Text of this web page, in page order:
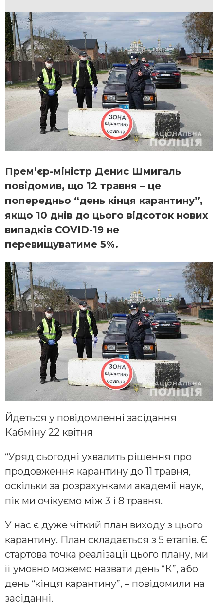
Прем’єр-міністр Денис Шмигаль
повідомив, що 12 травня – це
попередньо “день кінця карантину”,
якщо 10 днів до цього відсоток нових
випадків COVID-19 не
перевищуватиме 5%.
Йдеться у повідомленні засідання
Кабміну 22 квітня
“Уряд сьогодні ухвалить рішення про
продовження карантину до 11 травня,
оскільки за розрахунками академії наук,
пік ми очікуємо між 3 і 8 травня.
У нас є дуже чіткий план виходу з цього
карантину. План складається з 5 етапів. Є
стартова точка реалізації цього плану, ми
її умовно можемо назвати день “К”, або
день “кінця карантину”, – повідомили на
засіданні.